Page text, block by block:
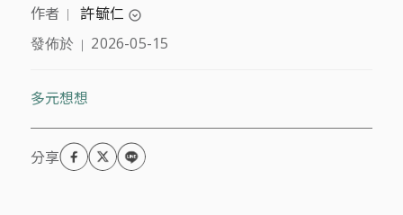
作者 ｜ 許毓仁 expand_circle_down
哈德遜研究所資深研究員、TEDx Taipei共同創辦人，
發佈於 ｜ 2026-05-15
多元想想